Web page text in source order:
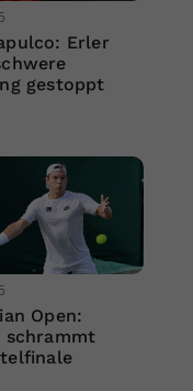
Erler
gestoppt
Open:
schrammt